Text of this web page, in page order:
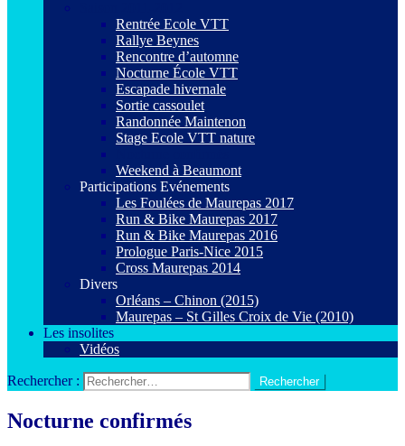
Rentrée Ecole VTT
Rallye Beynes
Rencontre d’automne
Nocturne École VTT
Escapade hivernale
Sortie cassoulet
Randonnée Maintenon
Stage Ecole VTT nature
Weekend à Beaumont
Participations Evénements
Les Foulées de Maurepas 2017
Run & Bike Maurepas 2017
Run & Bike Maurepas 2016
Prologue Paris-Nice 2015
Cross Maurepas 2014
Divers
Orléans – Chinon (2015)
Maurepas – St Gilles Croix de Vie (2010)
Les insolites
Vidéos
Rechercher :
Nocturne confirmés